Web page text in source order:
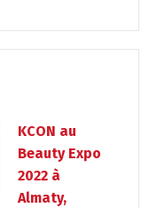
KCON au
Beauty Expo
2022 à
Almaty,